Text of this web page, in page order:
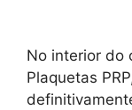
No interior do
Plaquetas